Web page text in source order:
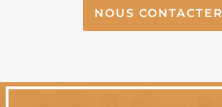
NOUS CONTACTER